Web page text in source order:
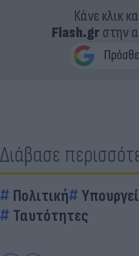
Κάνε κλικ
Flash.grστην
Διάβασε
Πολιτική
Ταυτότητες